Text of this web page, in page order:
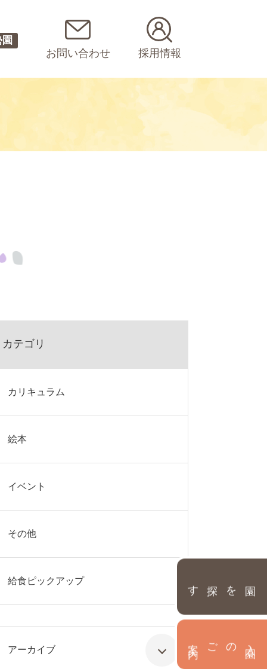
お問い合わせ 採用情報
園を探す
カテゴリ
カリキュラム
絵本
イベント
その他
給食ピックアップ
アーカイブ